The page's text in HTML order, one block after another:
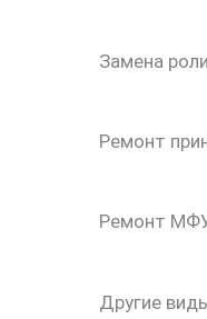
Замена
Ремонт
Ремонт
Другие